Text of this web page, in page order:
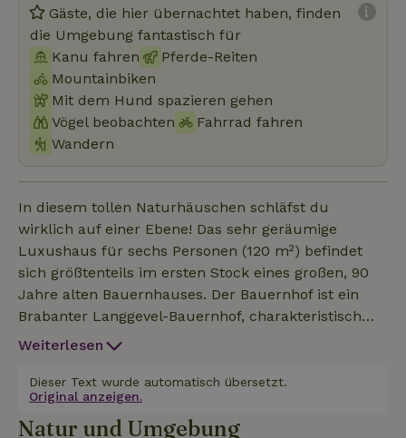
Gäste, die hier übernachtet haben, finden
die Umgebung fantastisch für
Kanu fahren
Pferde-Reiten
Mountainbiken
Mit dem Hund spazieren gehen
Vögel beobachten
Fahrrad fahren
Wandern
In diesem tollen Naturhäuschen schläfst du
wirklich auf einer Ebene! Das sehr geräumige
Luxushaus für sechs Personen (120 m²) befindet
sich größtenteils im ersten Stock eines großen, 90
Jahre alten Bauernhauses. Der Bauernhof ist ein
Brabanter Langgevel-Bauernhof, charakteristisch
für die Gegend. Im Haus findest du schöne hohe
vollständig sichtbar ist. Eine Treppe führt in den
ersten Stock. Großes, helles Wohnzimmer mit
einem gemütlichen Holzofen. Moderne offene
Weiterlesen
Dieser Text wurde automatisch übersetzt.
Original anzeigen.
Natur und Umgebung